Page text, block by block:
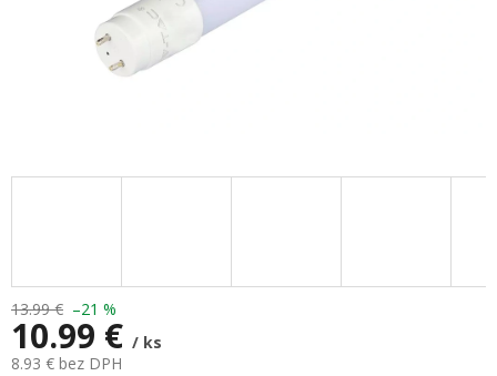
13.99 € –21 %
10.99 € / ks
8.93 € bez DPH